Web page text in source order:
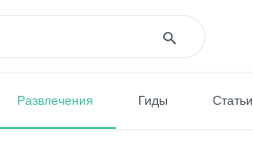
Развлечения Гиды Статьи